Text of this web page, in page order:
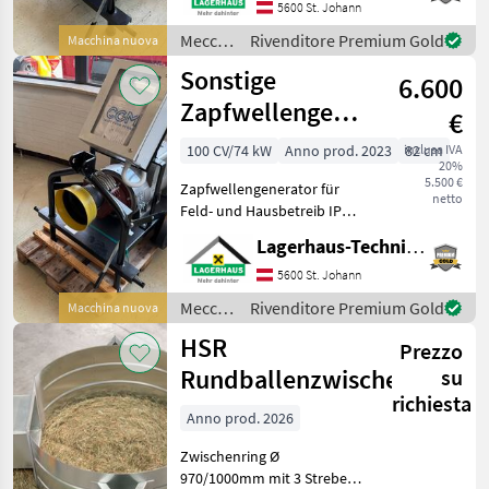
Macchina nuova
Frequenzüberwachung,
Leistung 16KW, 20 KVA,
praktisch mit der Hand zu
Transportieren,
5600 St. Johann
Meccanizzazione
interna
/
Sonstige
Rivenditore Premium Gold
Macchina nuova
Sonstige
Zapfwellengenerator
42KVA Feld-und
Hausbetrieb
6.600
€
inclusa IVA
20%
5.500 €
netto
100 CV/74 kW Anno prod. 2023
82 cm
Zapfwellengenerator für
Feld- und Hausbetreib IP23,
AVR Regelung, Spannungs
und
Frequenzüberwachung,
Leistung 34KW, 42 KVA,
praktisch mit der Hand zu
Transportieren,
Lagerhaus-Technik St. Johann
5600 St. Johann
Meccanizzazione
interna
/
Sonstige
Rivenditore Premium Gold
HSR
Rundballenzwischenringe
Prezzo
su
richiesta
Anno prod. 2026
Zwischenring Ø
970/1000mm mit 3 Streben